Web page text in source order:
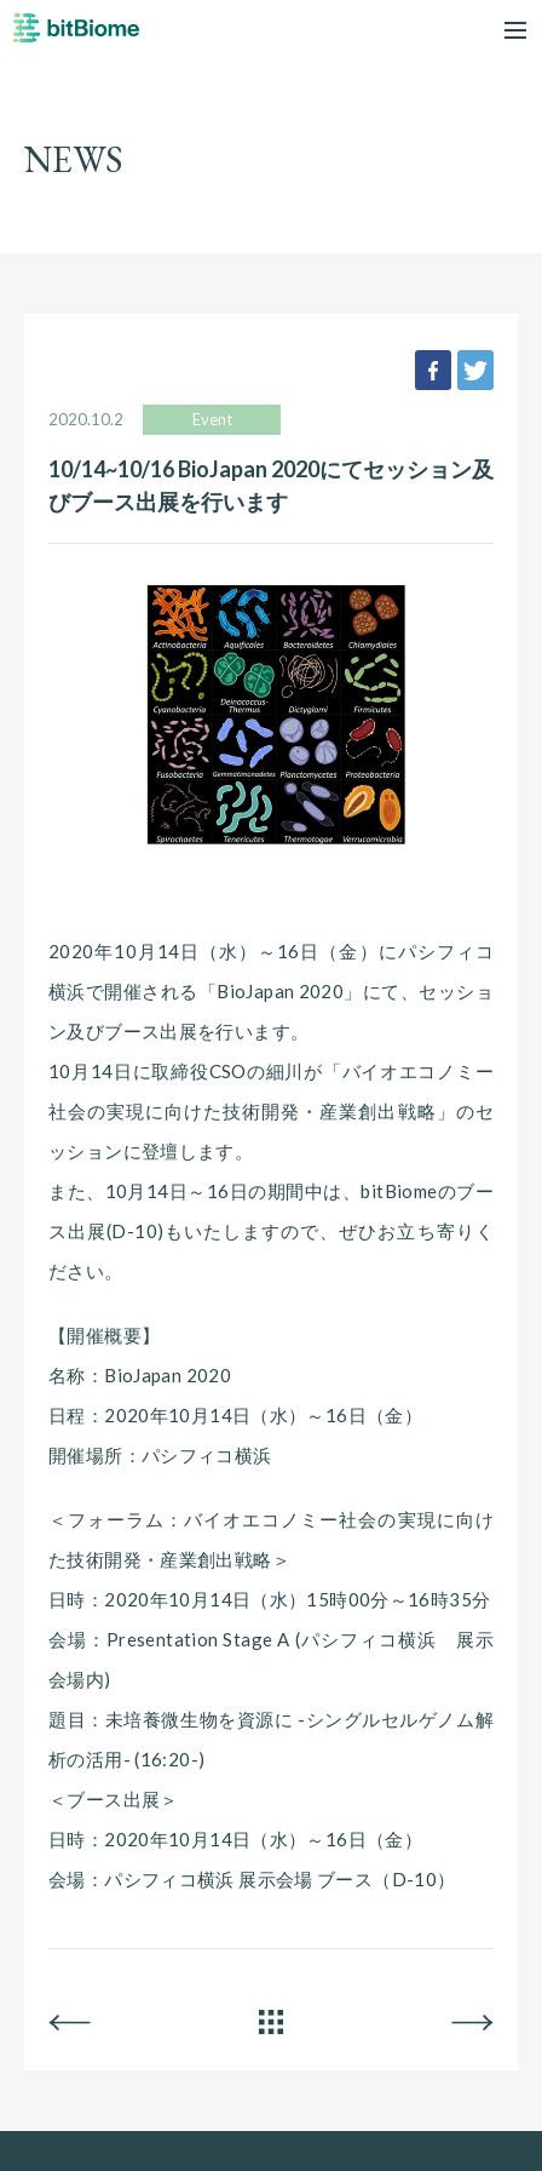
NEWS
facebook
2020.10.2 Event
10/14~10/16 BioJapan 2020にてセッション及
びブース出展を行います
2020年10月14日（水）～16日（金）にパシフィコ
横浜で開催される「BioJapan 2020」にて、セッショ
ン及びブース出展を行います。
10月14日に取締役CSOの細川が「バイオエコノミー
社会の実現に向けた技術開発・産業創出戦略」のセ
ッションに登壇します。
また、10月14日～16日の期間中は、bitBiomeのブー
ス出展(D-10)もいたしますので、ぜひお立ち寄りく
ださい。
【開催概要】
名称：BioJapan 2020
日程：2020年10月14日（水）～16日（金）
開催場所：パシフィコ横浜
＜フォーラム：バイオエコノミー社会の実現に向け
た技術開発・産業創出戦略＞
日時：2020年10月14日（水）15時00分～16時35分
会場：Presentation Stage A (パシフィコ横浜 展示
会場内)
題目：未培養微生物を資源に -シングルセルゲノム解
析の活用- (16:20-)
＜ブース出展＞
日時：2020年10月14日（水）～16日（金）
会場：パシフィコ横浜 展示会場 ブース（D-10）